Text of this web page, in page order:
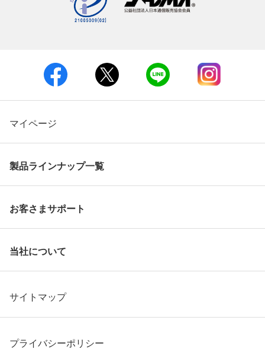
マイページ
製品ラインナップ一覧
お客さまサポート
当社について
サイトマップ
プライバシーポリシー